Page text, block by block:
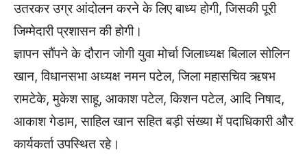
उतरकर उग्र आंदोलन करने के लिए बाध्य होगी, जिसकी पूरी
जिम्मेदारी प्रशासन की होगी।
ज्ञापन सौंपने के दौरान जोगी युवा मोर्चा जिलाध्यक्ष बिलाल सोलिन
खान, विधानसभा अध्यक्ष नमन पटेल, जिला महासचिव ऋषभ
रामटेके, मुकेश साहू, आकाश पटेल, किशन पटेल, आदि निषाद,
आकाश गेडाम, साहिल खान सहित बड़ी संख्या में पदाधिकारी और
कार्यकर्ता उपस्थित रहे।